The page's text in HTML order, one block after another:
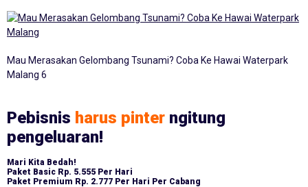
Mau Merasakan Gelombang Tsunami? Coba Ke Hawai Waterpark
Malang 6
Pebisnis harus pinter ngitung
pengeluaran!
Mari Kita Bedah!
Paket Basic Rp. 5.555 Per Hari
Paket Premium Rp. 2.777 Per Hari Per Cabang